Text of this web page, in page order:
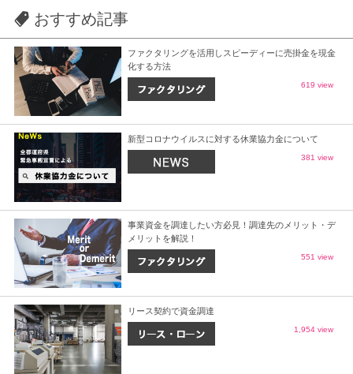
おすすめ記事
ファクタリングを活用しスピーディーに売掛金を現金
化する方法
619 view
新型コロナウイルスに対する休業協力金について
381 view
事業資金を調達したい方必見！調達先のメリット・デ
メリットを解説！
551 view
リース契約で資金調達
1,954 view